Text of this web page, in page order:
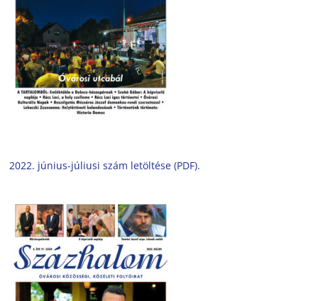
2022. június-júliusi szám letöltése (PDF).